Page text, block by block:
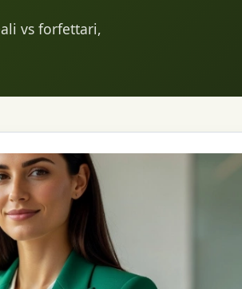
vs forfettari,